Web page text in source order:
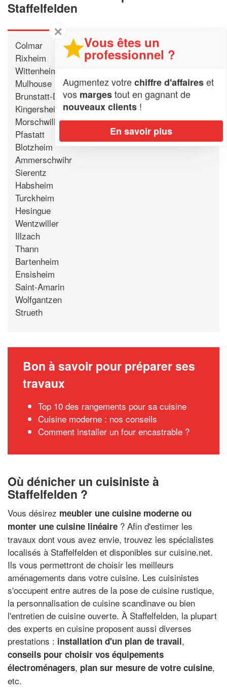
Staffelfelden
Colmar
Rixheim
Wittenheim
Mulhouse
Brunstatt-Didenheim
Kingersheim
Morschwiller-le-Bas
Pfastatt
Blotzheim
Ammerschwihr
Sierentz
Habsheim
Turckheim
Hesingue
Wentzwiller
Illzach
Thann
Bartenheim
Ensisheim
Saint-Amarin
Wolfgantzen
Strueth
Bon à savoir pour préparer ses
travaux
Top 10 des rangements pour sa cuisine
Cuisine moderne : nos conseils
Comment installer un four encastrable ?
Où dénicher un cuisiniste à
Staffelfelden ?
Vous désirez meubler une cuisine moderne ou
monter une cuisine linéaire ? Afin d'estimer les
travaux dont vous avez envie, trouvez les spécialistes
localisés à Staffelfelden et disponibles sur cuisine.net.
Ils vous permettront de choisir les meilleurs
aménagements dans votre cuisine. Les cuisinistes
s'occupent entre autres de la pose de cuisine rustique,
la personnalisation de cuisine scandinave ou bien
l'entretien de cuisine ouverte. À Staffelfelden, la plupart
des experts en cuisine proposent aussi diverses
prestations : installation d'un plan de travail,
conseils pour choisir vos équipements
électroménagers, plan sur mesure de votre cuisine,
etc.
✕
Vous êtes un
professionnel ?
Augmentez votrechiffre d'affaireset
vos margestout en gagnant de
nouveaux clients !
En savoir plus